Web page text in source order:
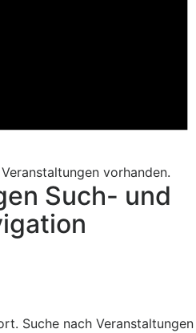
vorhanden.
Such- und
Suche nach Veranstaltungen